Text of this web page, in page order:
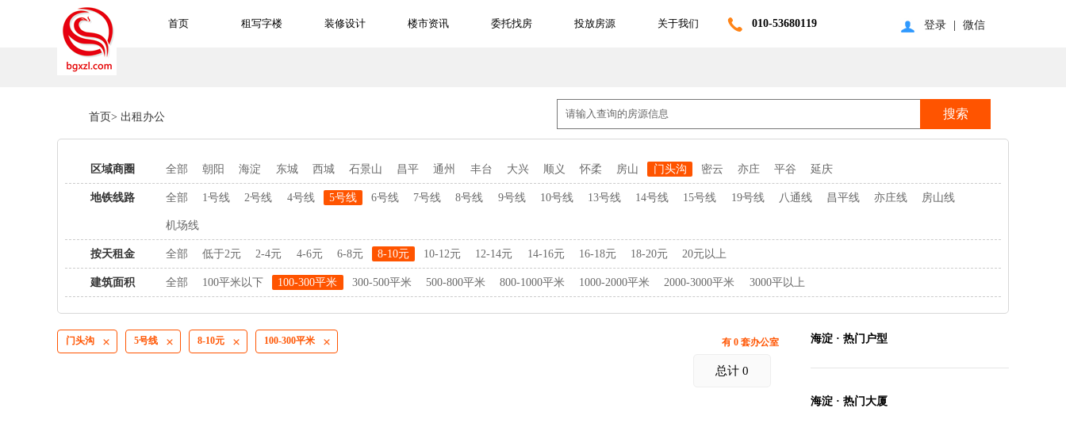
首页 租写字楼 装修设计 楼市资讯 委托找房 投放房源 关于我们 010-53680119 登录 微信
首页> 出租办公
区域商圈 全部 朝阳 海淀 东城 西城 石景山 昌平 通州 丰台 大兴 顺义 怀柔 房山 门头沟 密云 亦庄 平谷 延庆
地铁线路 全部 1号线 2号线 4号线 5号线 6号线 7号线 8号线 9号线 10号线 13号线 14号线 15号线 19号线 八通线 昌平线 亦庄线 房山线
机场线
按天租金 全部 低于2元 2-4元 4-6元 6-8元 8-10元 10-12元 12-14元 14-16元 16-18元 18-20元 20元以上
建筑面积 全部 100平米以下 100-300平米 300-500平米 500-800平米 800-1000平米 1000-2000平米 2000-3000平米 3000平以上
门头沟  5号线  8-10元  100-300平米  有 0 套办公室
总计 0
海淀 · 热门户型
海淀 · 热门大厦